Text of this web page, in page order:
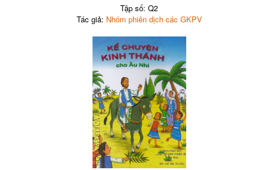
Tập số: Q2
Tác giả: Nhóm phiên dịch các GKPV